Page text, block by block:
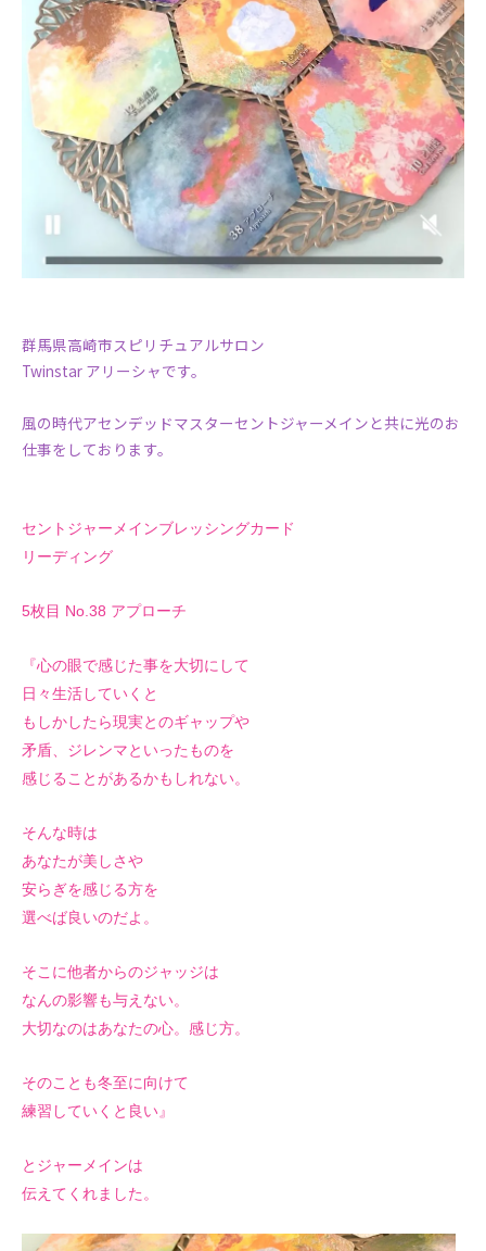
群馬県高崎市スピリチュアルサロン
Twinstar アリーシャです。
風の時代アセンデッドマスターセントジャーメインと共に光のお
仕事をしております。
セントジャーメインブレッシングカード
リーディング
5枚目 No.38 アプローチ
『心の眼で感じた事を大切にして
日々生活していくと
もしかしたら現実とのギャップや
矛盾、ジレンマといったものを
感じることがあるかもしれない。
そんな時は
あなたが美しさや
安らぎを感じる方を
選べば良いのだよ。
そこに他者からのジャッジは
なんの影響も与えない。
大切なのはあなたの心。感じ方。
そのことも冬至に向けて
練習していくと良い』
とジャーメインは
伝えてくれました。